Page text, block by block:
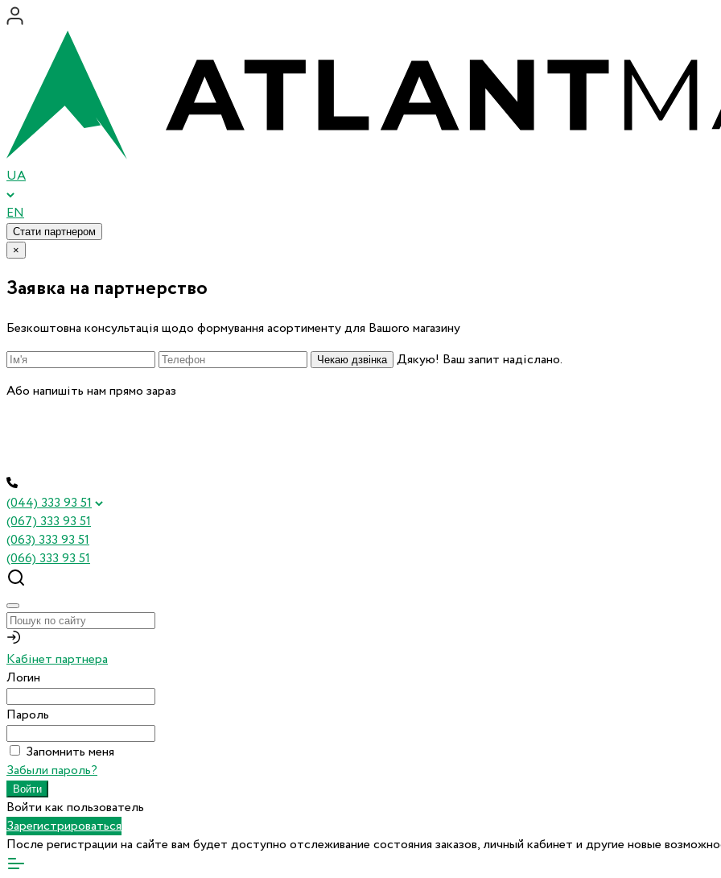
UA
EN
Стати партнером
×
Заявка на партнерство
Безкоштовна консультація щодо формування асортименту для Вашого магазину
Чекаю дзвінка
Дякую! Ваш запит надіслано.
Або напишіть нам прямо зараз
(044) 333 93 51
(067) 333 93 51
(063) 333 93 51
(066) 333 93 51
Кабінет партнера
Логин
Пароль
Запомнить меня
Забыли пароль?
Войти как пользователь
Зарегистрироваться
После регистрации на сайте вам будет доступно отслеживание состояния заказов, личный кабинет и другие новые